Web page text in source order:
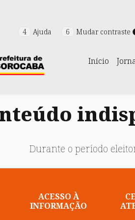
4 Ajuda 6 Mudar contraste
Início
Durante o período
ACESSO À
INFORMAÇÃO